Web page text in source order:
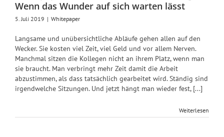
Wenn das Wunder auf sich warten lässt
5. Juli 2019 | Whitepaper
Langsame und unübersichtliche Abläufe gehen allen auf den
Wecker. Sie kosten viel Zeit, viel Geld und vor allem Nerven.
Manchmal sitzen die Kollegen nicht an ihrem Platz, wenn man
sie braucht. Man verbringt mehr Zeit damit die Arbeit
abzustimmen, als dass tatsächlich gearbeitet wird. Ständig sind
irgendwelche Sitzungen. Und jetzt hängt man wieder fest, [...]
Weiterlesen